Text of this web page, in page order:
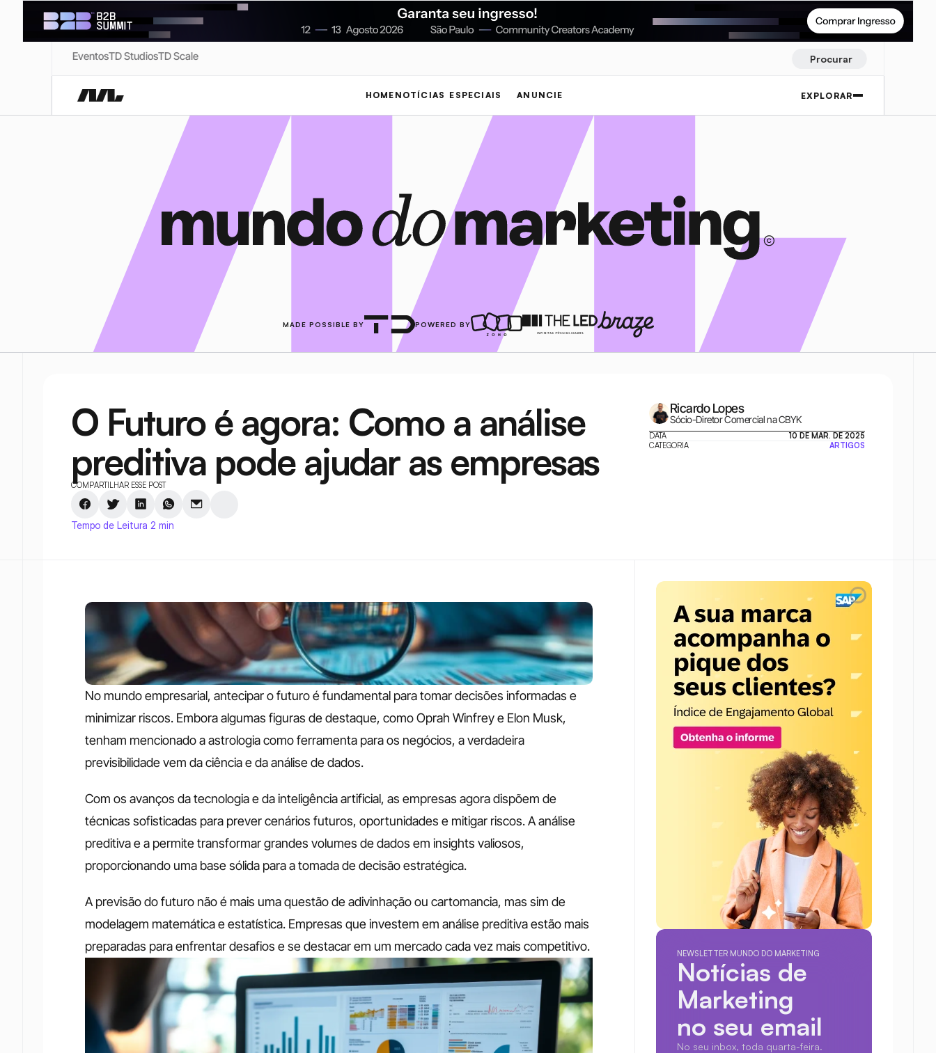
EventosTD StudiosTD Scale Procurar
HOME NOTÍCIAS ESPECIAIS ANUNCIE EXPLORAR
MADE POSSIBLE BY POWERED BY
O Futuro é agora: Como a análise
preditiva pode ajudar as empresas
COMPARTILHAR ESSE POST
Tempo de Leitura 2 min
Ricardo Lopes
Sócio-Diretor Comercial na CBYK
DATA
10 DE MAR. DE 2025
CATEGORIA
ARTIGOS
No mundo empresarial, antecipar o futuro é fundamental para tomar decisões informadas e
minimizar riscos. Embora algumas figuras de destaque, como Oprah Winfrey e Elon Musk,
tenham mencionado a astrologia como ferramenta para os negócios, a verdadeira
previsibilidade vem da ciência e da análise de dados.
Com os avanços da tecnologia e da inteligência artificial, as empresas agora dispõem de
técnicas sofisticadas para prever cenários futuros, oportunidades e mitigar riscos. A análise
preditiva e a permite transformar grandes volumes de dados em insights valiosos,
proporcionando uma base sólida para a tomada de decisão estratégica.
A previsão do futuro não é mais uma questão de adivinhação ou cartomancia, mas sim de
modelagem matemática e estatística. Empresas que investem em análise preditiva estão mais
preparadas para enfrentar desafios e se destacar em um mercado cada vez mais competitivo.
NEWSLETTER MUNDO DO MARKETING
Notícias de
Marketing
no seu email
No seu inbox, toda quarta-feira.